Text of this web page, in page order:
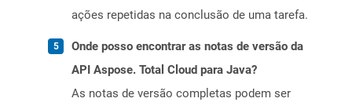
ações repetidas na conclusão de uma tarefa.
Onde posso encontrar as notas de versão da
API Aspose. Total Cloud para Java?
As notas de versão completas podem ser